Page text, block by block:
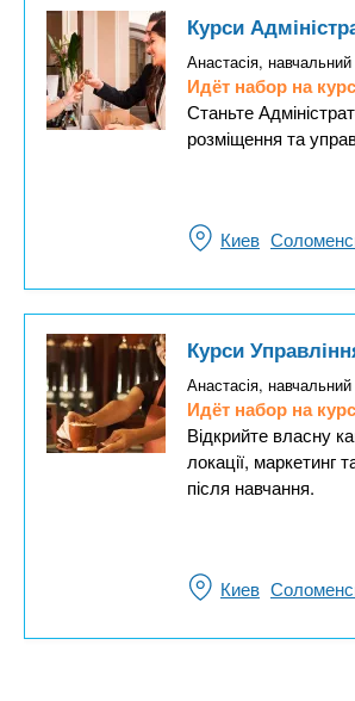
Курси
Анастасія, навчальний
Идёт набор на
Станьте
розміщення та
Киев
Курси
Анастасія, навчальний
Идёт набор на
Відкрийте власну
локації,
після навчання.
Киев